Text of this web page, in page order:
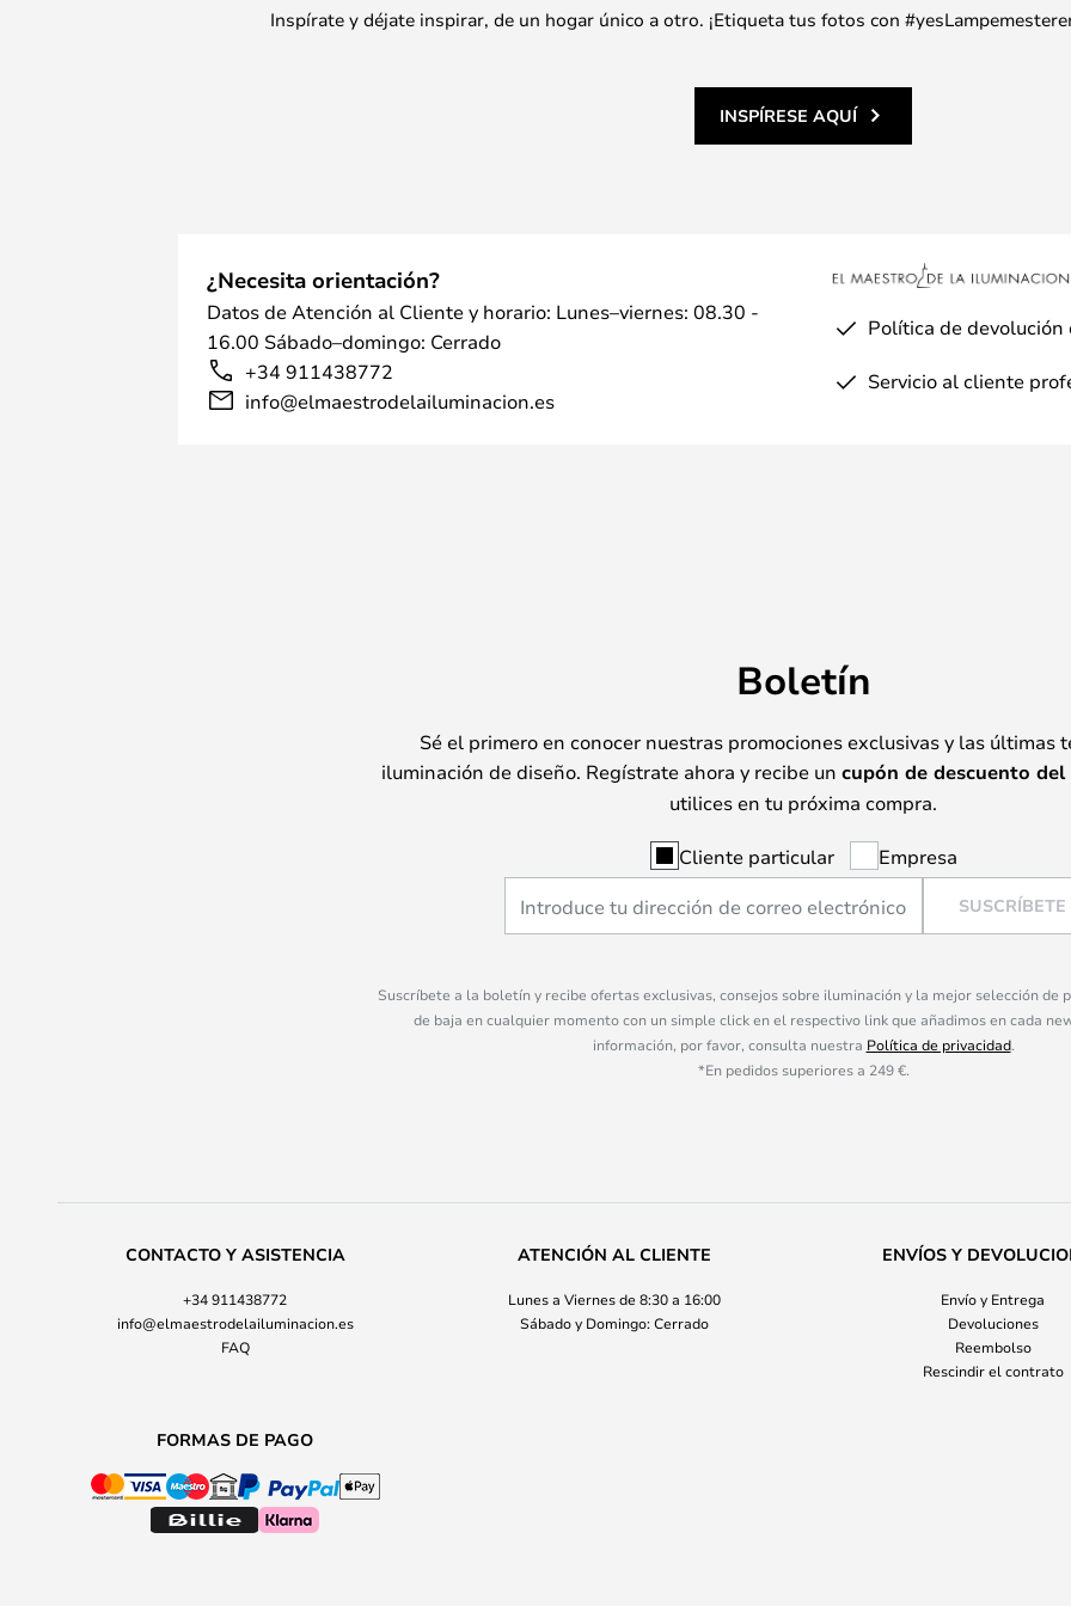
Inspírate y déjate inspirar, de un hogar único a otro. ¡Etiqueta tus fotos con
INSPÍRESE AQUÍ
¿Necesita orientación?
Datos de Atención al Cliente y horario: Lunes–viernes: 08.30 -
16.00 Sábado–domingo: Cerrado
+34 911438772
info@elmaestrodelailuminacion.es
Política de devolución
Servicio al cliente
Boletín
Sé el primero en conocer nuestras promociones exclusivas y las últimas
iluminación de diseño. Regístrate ahora y recibe un cupón de descuento del
utilices en tu próxima compra.
Cliente particular Empresa
SUSCRÍBETE
Suscríbete a la boletín y recibe ofertas exclusivas, consejos sobre iluminación y la mejor selección de
de baja en cualquier momento con un simple click en el respectivo link que añadimos en cada
información, por favor, consulta nuestra Política de privacidad.
*En pedidos superiores a 249 €.
CONTACTO Y ASISTENCIA
+34 911438772
info@elmaestrodelailuminacion.es
FAQ
ATENCIÓN AL CLIENTE
Lunes a Viernes de 8:30 a 16:00
Sábado y Domingo: Cerrado
ENVÍOS Y
Envío y Entrega
Devoluciones
Reembolso
Rescindir el contrato
FORMAS DE PAGO